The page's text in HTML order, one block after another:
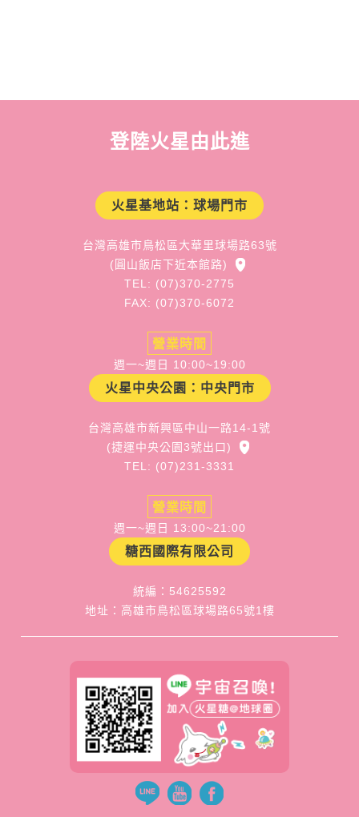
登陸火星由此進
火星基地站：球場門市
台灣高雄市鳥松區大華里球場路63號
(圓山飯店下近本館路)
TEL: (07)370-2775
FAX: (07)370-6072
營業時間
週一~週日 10:00~19:00
火星中央公園：中央門市
台灣高雄市新興區中山一路14-1號
(捷運中央公園3號出口)
TEL: (07)231-3331
營業時間
週一~週日 13:00~21:00
糖西國際有限公司
統編：54625592
地址：高雄市鳥松區球場路65號1樓